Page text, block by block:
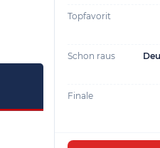
Topfavorit
Schon raus
Finale